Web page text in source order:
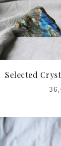
Selected